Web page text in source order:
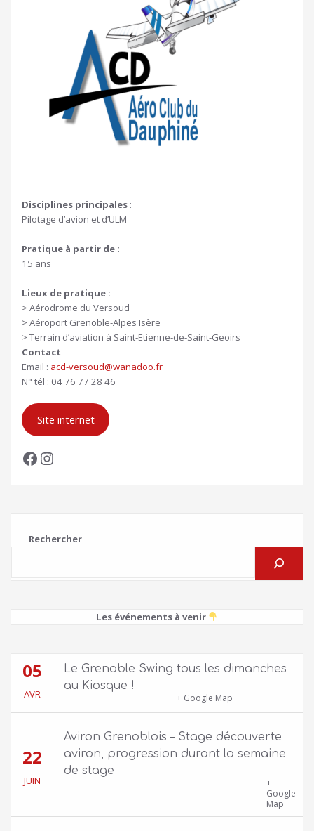
Disciplines principales :
Pilotage d’avion et d’ULM
Pratique à partir de :
15 ans
Lieux de pratique :
> Aérodrome du Versoud
> Aéroport Grenoble-Alpes Isère
> Terrain d’aviation à Saint-Etienne-de-Saint-Geoirs
Contact
Email : acd-versoud@wanadoo.fr
N° tél : 04 76 77 28 46
Site internet
Facebook Instagram
Rechercher
Les événements à venir
05
AVR
Le Grenoble Swing tous les dimanches
au Kiosque !
+ Google Map
22
JUIN
Aviron Grenoblois – Stage découverte
aviron, progression durant la semaine
de stage
+
Google
Map